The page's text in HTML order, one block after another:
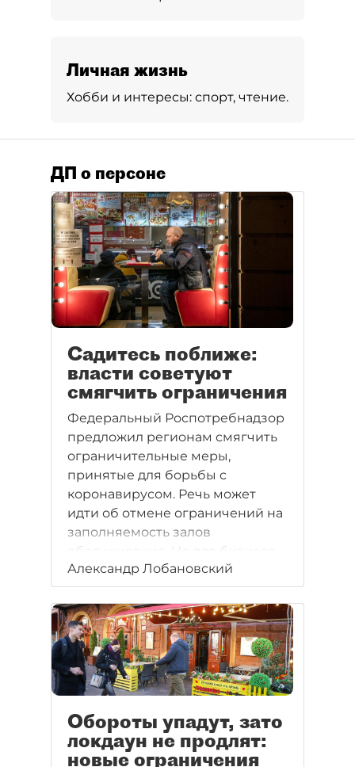
Личная жизнь
Хобби и интересы: спорт, чтение.
ДП о персоне
Садитесь поближе:
власти советуют
смягчить ограничения
Федеральный Роспотребнадзор
предложил регионам смягчить
ограничительные меры,
принятые для борьбы с
коронавирусом. Речь может
идти об отмене ограничений на
заполняемость залов
обслуживания. Но для бизнеса
это уже не главное.
Александр Лобановский
Обороты упадут, зато
локдаун не продлят:
новые ограничения